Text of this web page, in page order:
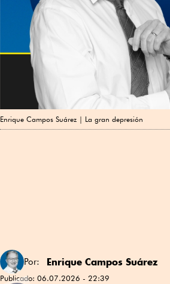
Enrique Campos Suárez | La gran depresión
Por: Enrique Campos Suárez
Publicado: 06.07.2026 - 22:39